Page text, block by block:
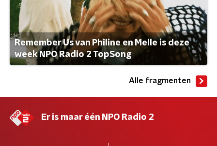
Remember Us van Philine en Melle is deze
week NPO Radio 2 TopSong
Alle fragmenten
Er is maar één NPO Radio 2